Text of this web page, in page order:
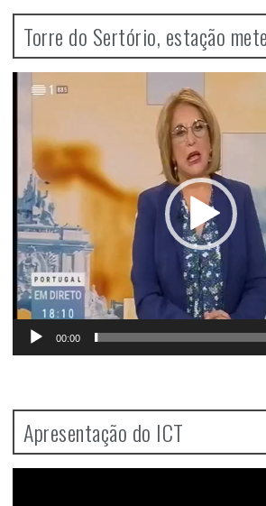
Torre do Sertório, estação
Player
00:00
Apresentação do ICT